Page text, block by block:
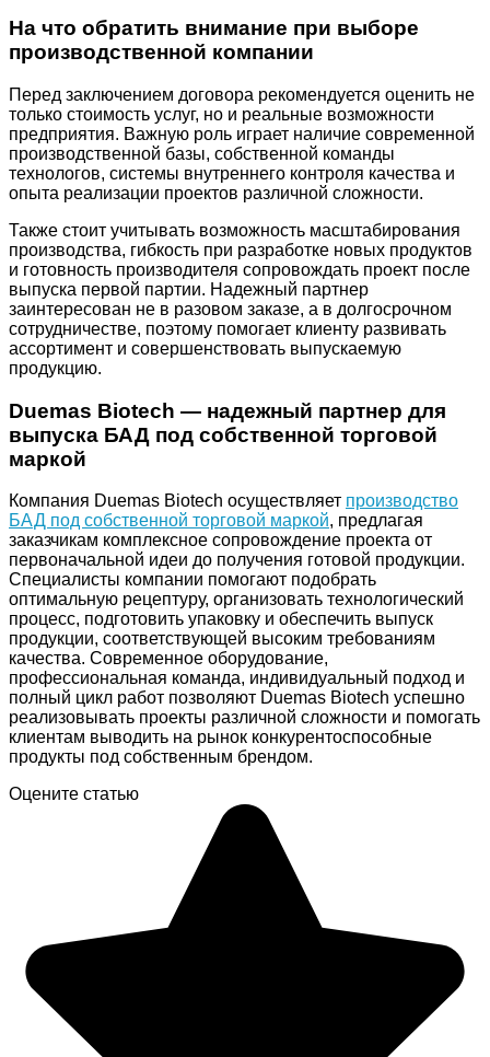
На что обратить внимание при выборе
производственной компании
Перед заключением договора рекомендуется оценить не
только стоимость услуг, но и реальные возможности
предприятия. Важную роль играет наличие современной
производственной базы, собственной команды
технологов, системы внутреннего контроля качества и
опыта реализации проектов различной сложности.
Также стоит учитывать возможность масштабирования
производства, гибкость при разработке новых продуктов
и готовность производителя сопровождать проект после
выпуска первой партии. Надежный партнер
заинтересован не в разовом заказе, а в долгосрочном
сотрудничестве, поэтому помогает клиенту развивать
ассортимент и совершенствовать выпускаемую
продукцию.
Duemas Biotech — надежный партнер для
выпуска БАД под собственной торговой
маркой
Компания Duemas Biotech осуществляет производство
БАД под собственной торговой маркой, предлагая
заказчикам комплексное сопровождение проекта от
первоначальной идеи до получения готовой продукции.
Специалисты компании помогают подобрать
оптимальную рецептуру, организовать технологический
процесс, подготовить упаковку и обеспечить выпуск
продукции, соответствующей высоким требованиям
качества. Современное оборудование,
профессиональная команда, индивидуальный подход и
полный цикл работ позволяют Duemas Biotech успешно
реализовывать проекты различной сложности и помогать
клиентам выводить на рынок конкурентоспособные
продукты под собственным брендом.
Оцените статью